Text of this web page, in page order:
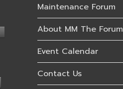
Maintenance Forum
About MM The Forum
Event Calendar
Contact Us